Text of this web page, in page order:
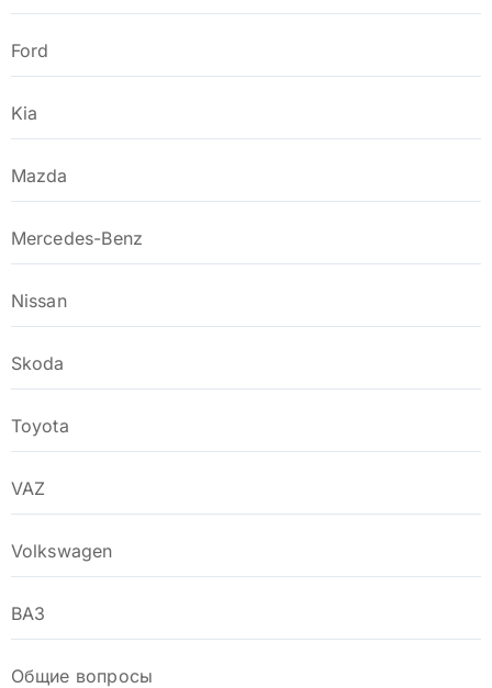
Ford
Kia
Mazda
Mercedes-Benz
Nissan
Skoda
Toyota
VAZ
Volkswagen
ВАЗ
Общие вопросы